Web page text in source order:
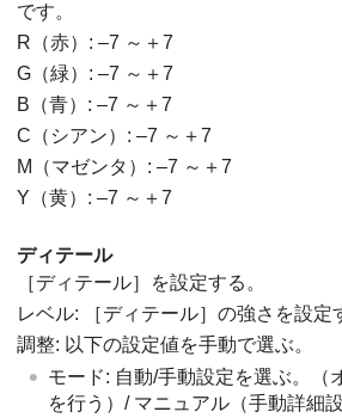
です。
R（赤）: –7 ～＋7
G（緑）: –7 ～＋7
B（青）: –7 ～＋7
C（シアン）: –7 ～＋7
M（マゼンタ）: –7 ～＋7
Y（黄）: –7 ～＋7
ディテール
［ディテール］
を設定する。
レベル:
［ディテール］ の強さを設定
調整: 以下の設定値を手動で選ぶ。
モード: 自動/手動設定を選ぶ。（
を行う）/ マニュアル（手動詳細